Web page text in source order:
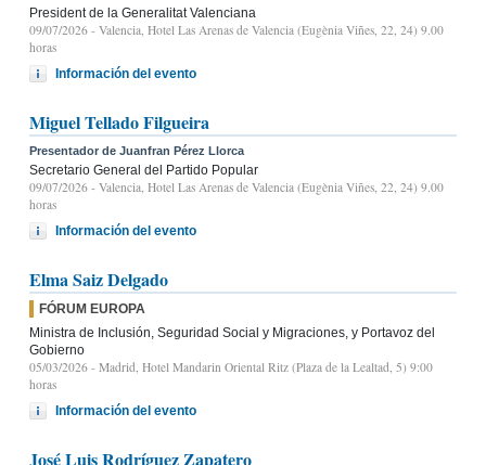
President de la Generalitat Valenciana
09/07/2026 - Valencia, Hotel Las Arenas de Valencia (Eugènia Viñes, 22, 24) 9.00
horas
Información del evento
Miguel Tellado Filgueira
Presentador de Juanfran Pérez Llorca
Secretario General del Partido Popular
09/07/2026 - Valencia, Hotel Las Arenas de Valencia (Eugènia Viñes, 22, 24) 9.00
horas
Información del evento
Elma Saiz Delgado
FÓRUM EUROPA
Ministra de Inclusión, Seguridad Social y Migraciones, y Portavoz del
Gobierno
05/03/2026 - Madrid, Hotel Mandarin Oriental Ritz (Plaza de la Lealtad, 5) 9:00
horas
Información del evento
José Luis Rodríguez Zapatero